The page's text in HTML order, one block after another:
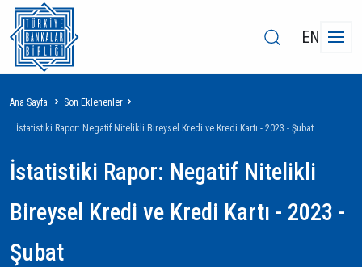
EN
Sayfa
yolu
Ana Sayfa Son Eklenenler
İstatistiki Rapor: Negatif Nitelikli Bireysel Kredi ve Kredi Kartı - 2023 - Şubat
İstatistiki Rapor: Negatif Nitelikli
Bireysel Kredi ve Kredi Kartı - 2023 -
Şubat